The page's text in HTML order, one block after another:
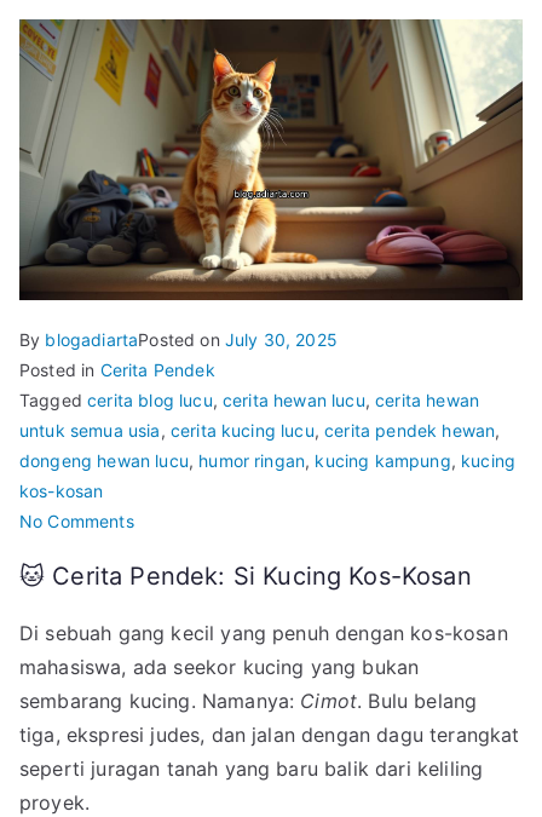
By blogadiartaPosted on July 30, 2025
Posted in Cerita Pendek
Taggedcerita blog lucu,cerita hewan lucu,cerita hewan
untuk semua usia, cerita kucing lucu,cerita pendek hewan,
dongeng hewan lucu, humor ringan, kucing kampung, kucing
kos-kosan
No Commentson
Si
Kos-
Kosan:
Penguasa
Lantai
Dua
🐱 Cerita Pendek: Si Kucing Kos-Kosan
Di sebuah gang kecil yang penuh dengan kos-kosan
mahasiswa, ada seekor kucing yang bukan
sembarang kucing. Namanya: Cimot. Bulu belang
tiga, ekspresi judes, dan jalan dengan dagu terangkat
seperti juragan tanah yang baru balik dari keliling
proyek.